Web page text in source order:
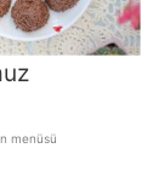
menüsü